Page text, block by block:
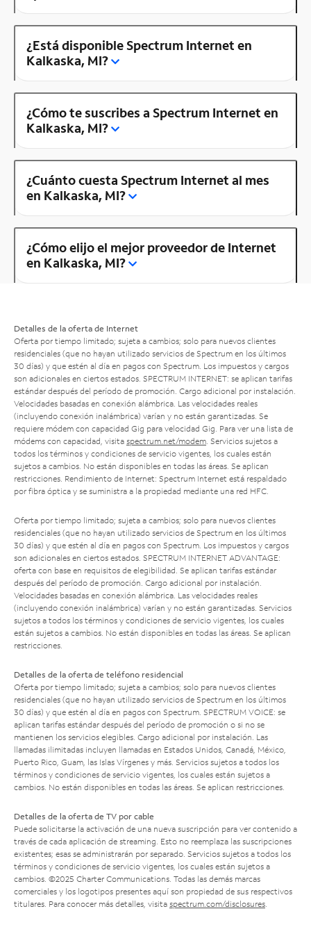
¿Está disponible Spectrum Internet en
Kalkaska, MI?
¿Cómo te suscribes a Spectrum Internet en
Kalkaska, MI?
¿Cuánto cuesta Spectrum Internet al mes
en Kalkaska, MI?
¿Cómo elijo el mejor proveedor de Internet
en Kalkaska, MI?
Detalles de la oferta de Internet
Oferta por tiempo limitado; sujeta a cambios; solo para nuevos clientes
residenciales (que no hayan utilizado servicios de Spectrum en los últimos
30 días) y que estén al día en pagos con Spectrum. Los impuestos y cargos
son adicionales en ciertos estados. SPECTRUM INTERNET: se aplican tarifas
estándar después del período de promoción. Cargo adicional por instalación.
Velocidades basadas en conexión alámbrica. Las velocidades reales
(incluyendo conexión inalámbrica) varían y no están garantizadas. Se
requiere módem con capacidad Gig para velocidad Gig. Para ver una lista de
módems con capacidad, visita spectrum.net/modem . Servicios sujetos a
todos los términos y condiciones de servicio vigentes, los cuales están
sujetos a cambios. No están disponibles en todas las áreas. Se aplican
restricciones. Rendimiento de Internet: Spectrum Internet está respaldado
por fibra óptica y se suministra a la propiedad mediante una red HFC.
Oferta por tiempo limitado; sujeta a cambios; solo para nuevos clientes
residenciales (que no hayan utilizado servicios de Spectrum en los últimos
30 días) y que estén al día en pagos con Spectrum. Los impuestos y cargos
son adicionales en ciertos estados. SPECTRUM INTERNET ADVANTAGE:
oferta con base en requisitos de elegibilidad. Se aplican tarifas estándar
después del período de promoción. Cargo adicional por instalación.
Velocidades basadas en conexión alámbrica. Las velocidades reales
(incluyendo conexión inalámbrica) varían y no están garantizadas. Servicios
sujetos a todos los términos y condiciones de servicio vigentes, los cuales
están sujetos a cambios. No están disponibles en todas las áreas. Se aplican
restricciones.
Detalles de la oferta de teléfono residencial
Oferta por tiempo limitado; sujeta a cambios; solo para nuevos clientes
residenciales (que no hayan utilizado servicios de Spectrum en los últimos
30 días) y que estén al día en pagos con Spectrum. SPECTRUM VOICE: se
aplican tarifas estándar después del período de promoción o si no se
mantienen los servicios elegibles. Cargo adicional por instalación. Las
llamadas ilimitadas incluyen llamadas en Estados Unidos, Canadá, México,
Puerto Rico, Guam, las Islas Vírgenes y más. Servicios sujetos a todos los
términos y condiciones de servicio vigentes, los cuales están sujetos a
cambios. No están disponibles en todas las áreas. Se aplican restricciones.
Detalles de la oferta de TV por cable
Puede solicitarse la activación de una nueva suscripción para ver contenido a
través de cada aplicación de streaming. Esto no reemplaza las suscripciones
existentes; esas se administrarán por separado. Servicios sujetos a todos los
términos y condiciones de servicio vigentes, los cuales están sujetos a
cambios. ©2025 Charter Communications. Todas las demás marcas
comerciales y los logotipos presentes aquí son propiedad de sus respectivos
titulares. Para conocer más detalles, visita spectrum.com/disclosures